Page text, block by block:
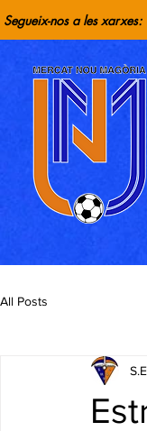
Segueix-nos a les xarxes:
All Posts